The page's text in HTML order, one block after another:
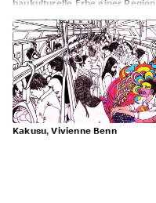
baukulturelle Erbe einer Region,
Kakusu, Vivienne Benn